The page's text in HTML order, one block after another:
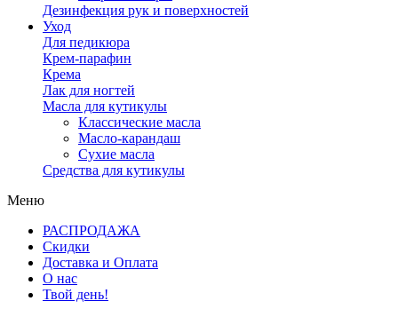
Дезинфекция рук и поверхностей
Уход
Для педикюра
Крем-парафин
Крема
Лак для ногтей
Масла для кутикулы
Классические масла
Масло-карандаш
Сухие масла
Средства для кутикулы
Меню
РАСПРОДАЖА
Скидки
Доставка и Оплата
О нас
Твой день!